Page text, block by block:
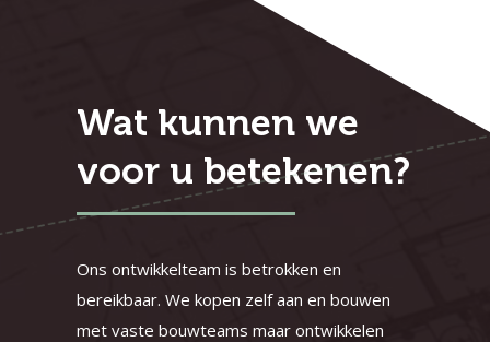
Wat kunnen we
voor u betekenen?
Ons ontwikkelteam is betrokken en
bereikbaar. We kopen zelf aan en bouwen
met vaste bouwteams maar ontwikkelen